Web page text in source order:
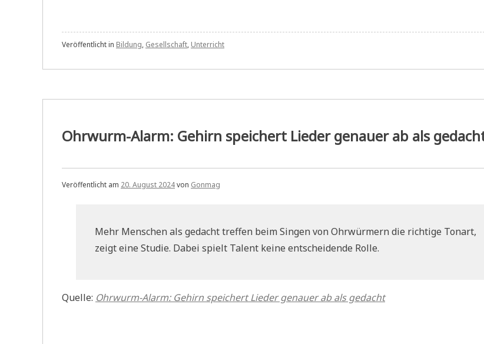
Veröffentlicht in Bildung, Gesellschaft, Unterricht
Ohrwurm-Alarm: Gehirn speichert Lieder genauer ab als
Veröffentlicht am 20. August 2024von Gonmag
Mehr Menschen als gedacht treffen beim Singen von Ohrwürmern die richtige Tonart,
zeigt eine Studie. Dabei spielt Talent keine entscheidende Rolle.
Quelle: Ohrwurm-Alarm: Gehirn speichert Lieder genauer ab als gedacht